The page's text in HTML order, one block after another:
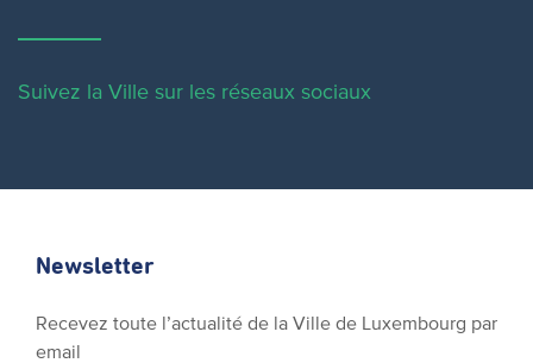
Suivez la Ville sur les réseaux sociaux
Newsletter
Recevez toute l’actualité de la Ville de Luxembourg par
email